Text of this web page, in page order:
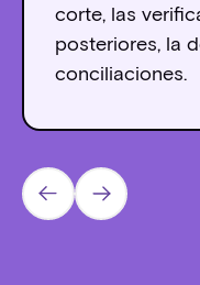
corte, las
posteriores, la
conciliaciones.
Prev Next